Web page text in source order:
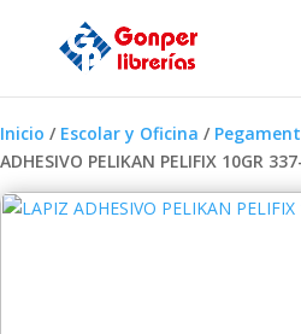
Inicio / Escolar y Oficina /
ADHESIVO PELIKAN PELIFIX 10GR